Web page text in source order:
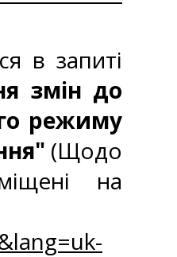
в запиті
змін до
режиму
(Щодо
на